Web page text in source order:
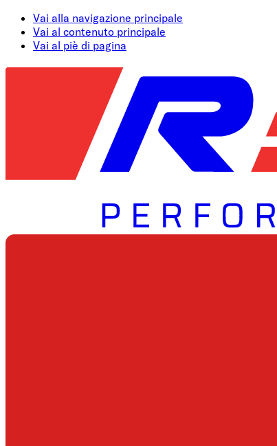
Vai alla navigazione principale
Vai al contenuto principale
Vai al piè di pagina